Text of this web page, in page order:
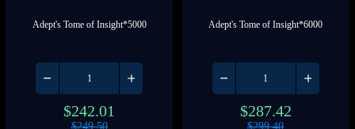
Adept's Tome of Insight*5000
$242.01
$249.50
Adept's Tome of Insight*6000
$287.42
$299.40